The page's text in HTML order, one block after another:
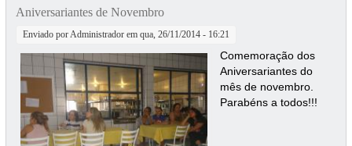
Aniversariantes de Novembro
Enviado porAdministrador em qua, 26/11/2014 - 16:21
Comemoração dos
Aniversariantes do
mês de novembro.
Parabéns a todos!!!